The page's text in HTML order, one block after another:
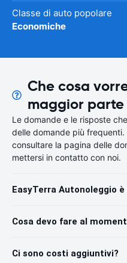
Classe di auto popolare
Economiche
Che cosa
maggior
Le domande e le risposte
delle domande più
consultare la pagina delle
mettersi in contatto con noi.
EasyTerra Autonoleggio
Cosa devo fare al
Ci sono costi aggiuntivi?